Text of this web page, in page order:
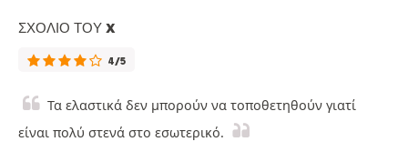
ΣΧΌΛΙΟ ΤΟΥ X
4/5
Τα ελαστικά δεν μπορούν να τοποθετηθούν γιατί
είναι πολύ στενά στο εσωτερικό.